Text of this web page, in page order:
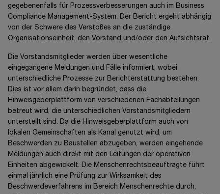
gegebenenfalls für Prozessverbesserungen auch im Business
Compliance Management-System. Der Bericht ergeht abhängig
von der Schwere des Verstoßes an die zuständige
Organisationseinheit, den Vorstand und/oder den Aufsichtsrat.
Die Vorstandsmitglieder werden über wesentliche
eingegangene Meldungen und Fälle informiert, wobei
unterschiedliche Prozesse zur Berichterstattung bestehen.
Dies ist vor allem darin begründet, dass die
Hinweisgeberplattform von verschiedenen Fachabteilungen
betreut wird, die unterschiedlichen Vorstandsmitgliedern
unterstellt sind. Da die Hinweisgeberplattform auch von
lokalen Gemeinschaften als Kanal genutzt wird, um
Beschwerden zu Baustellen abzugeben, werden eingehende
Meldungen auch direkt mit den Leitungen der operativen
Einheiten abgewickelt. Die Menschenrechtsbeauftragte führt
einmal jährlich eine Prüfung zur Wirksamkeit des
Beschwerdeverfahrens im Bereich Menschenrechte durch,